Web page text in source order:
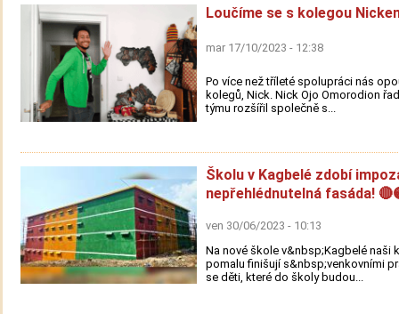
Loučíme se s kolegou
mar 17/10/2023 - 12:38
Po více než tříleté spolupráci nás
kolegů, Nick. Nick Ojo Omorodion
týmu rozšířil společně s...
Školu v Kagbelé zdobí
nepřehlédnutelná fasáda!
ven 30/06/2023 - 10:13
Na nové škole v&nbsp;Kagbelé naši
pomalu finišují s&nbsp;venkovními
se děti, které do školy budou...